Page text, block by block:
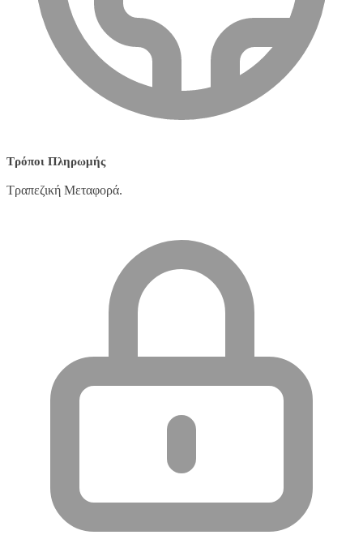
Τρόποι Πληρωμής
Τραπεζική Μεταφορά.